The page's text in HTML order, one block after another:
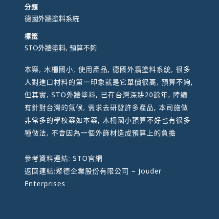
分類
德國外牆塗料系統
標籤
STO外牆塗料, 預算不夠
本案, 木柵國小, 使用產品, 德國外牆塗料系統, 很多
人對進口材料的第一印象就是它單價很高, 預算不夠,
但其實, STO外牆塗料, 已在台灣深耕20餘年, 陸續
有針對台灣的氣候, 需求去研發許多產品, 本司施做
非常多的學校案如本案, 木柵國小預算不好也有很多
種做法, 不會因為一個外飾材造成預算上的負擔
參考資料連結: STO官網
返回連結:聚德企業股份有限公司 – Jouder
Enterprises